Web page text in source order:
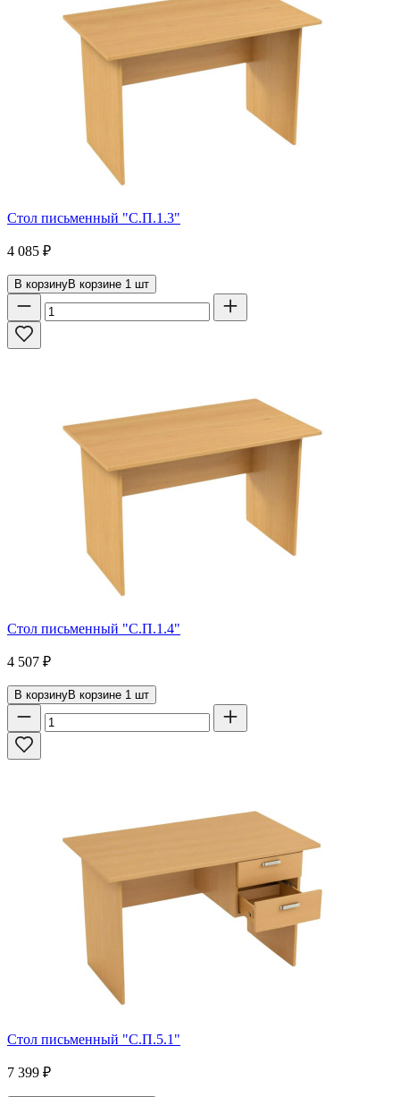
Стол письменный "С.П.1.3"
4 085 ₽
В корзинуВ корзине 1 шт
Стол письменный "С.П.1.4"
4 507 ₽
В корзинуВ корзине 1 шт
Стол письменный "С.П.5.1"
7 399 ₽